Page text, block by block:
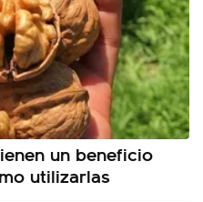
un beneficio
utilizarlas